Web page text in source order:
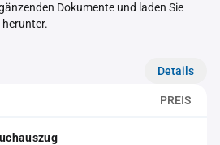
Dokumente und laden Sie
Details
PREIS